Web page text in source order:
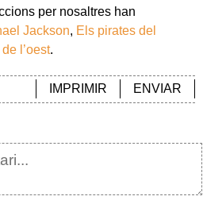
per nosaltres han
Jackson, Els pirates del
l’oest.
ENVIAR
IMPRIMIR